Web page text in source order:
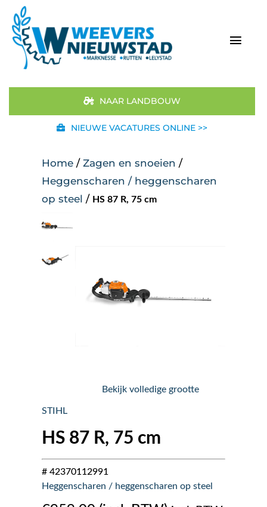
naar
inhoud
Aanbod
STIHL
Nieuws
Tuin & Park Contact
NAAR LANDBOUW
NIEUWE VACATURES ONLINE >>
Home / Zagen en snoeien /
Heggenscharen / heggenscharen
op steel / HS 87 R, 75 cm
Bekijk volledige grootte
STIHL
HS 87 R, 75 cm
# 42370112991
Heggenscharen / heggenscharen op steel